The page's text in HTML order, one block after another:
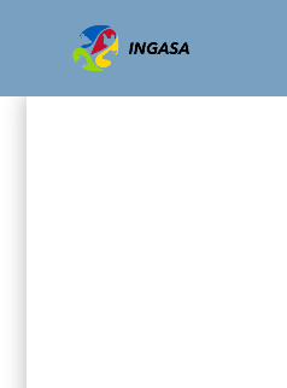
/Porcino/ Naves de